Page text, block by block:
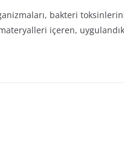
bakteri
içeren,